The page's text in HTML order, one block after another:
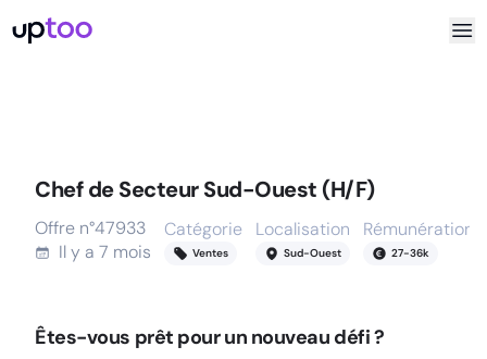
Chef de Secteur Sud-Ouest (H/F)
Offre n°47933
Il y a 7 mois
Catégorie
Ventes
Localisation
Sud-Ouest
Rémunération
27-36k
Êtes-vous prêt pour un nouveau défi ?